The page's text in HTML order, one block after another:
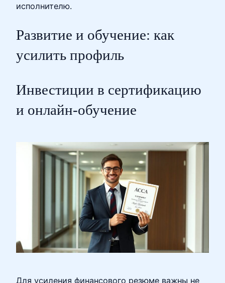
исполнителю.
Развитие и обучение: как
усилить профиль
Инвестиции в сертификацию
и онлайн-обучение
Для усиления финансового резюме важны не